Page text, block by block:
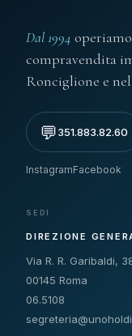
Dal 1994
compravendita
Ronciglione e
💬351.883.82.60
InstagramFacebook
SEDI
DIREZIONE
Via R. R. Garibaldi,
00145 Roma
06.5108